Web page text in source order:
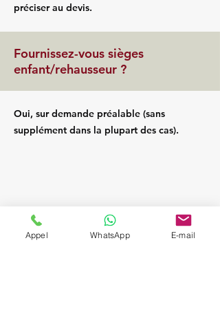
préciser au devis.
Fournissez-vous sièges
enfant/rehausseur ?
Oui, sur demande préalable (sans
supplément dans la plupart des cas).
Appel WhatsApp E-mail